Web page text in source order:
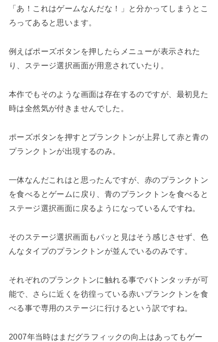
「あ！これはゲームなんだな！」と分かってしまうとこ
ろってあると思います。
例えばポーズボタンを押したらメニューが表示された
り、ステージ選択画面が用意されていたり。
本作でもそのような画面は存在するのですが、最初見た
時は全然気が付きませんでした。
ポーズボタンを押すとプランクトンが上昇して赤と青の
プランクトンが出現するのみ。
一体なんだこれはと思ったんですが、赤のプランクトン
を食べるとゲームに戻り、青のプランクトンを食べると
ステージ選択画面に戻るようになっているんですね。
そのステージ選択画面もパッと見はそう感じさせず、色
んなタイプのプランクトンが並んでいるのみです。
それぞれのプランクトンに触れる事でバトンタッチが可
能で、さらに近くを彷徨っている赤いプランクトンを食
べる事で専用のステージに行けるという訳ですね。
2007年当時はまだグラフィックの向上はあってもゲー